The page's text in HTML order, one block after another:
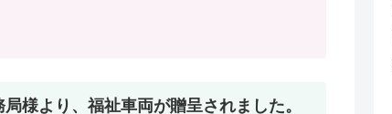
様より、福祉車両が贈呈されました。